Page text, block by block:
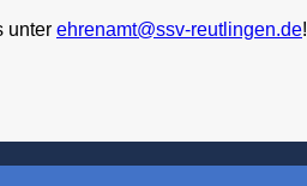
unter ehrenamt@ssv-reutlingen.de!